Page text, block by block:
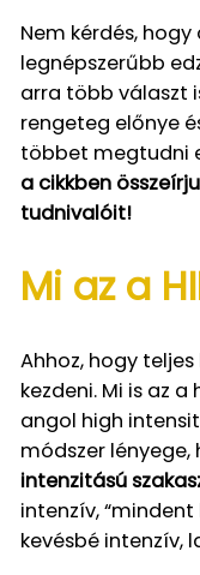
Nem kérdés, hogy
legnépszerűbb
arra több választ
rengeteg előnye
többet megtudni
a cikkben
tudnivalóit!
Mi az a
Ahhoz, hogy
kezdeni. Mi is az a
angol high
módszer lényege,
intenzitású
intenzív, “mindent
kevésbé intenzív,